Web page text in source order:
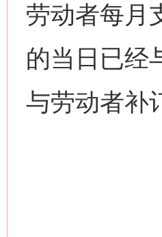
劳动者每月
的当日已经
与劳动者补